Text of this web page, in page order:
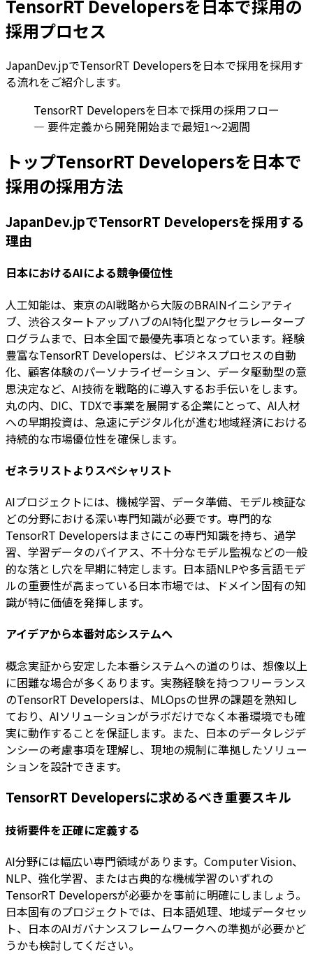
TensorRT Developersを日本で採用の
採用プロセス
JapanDev.jpでTensorRT Developersを日本で採用を採用す
る流れをご紹介します。
TensorRT Developersを日本で採用の採用フロー
— 要件定義から開発開始まで最短1〜2週間
トップTensorRT Developersを日本で
採用の採用方法
JapanDev.jpでTensorRT Developersを採用する
理由
日本におけるAIによる競争優位性
人工知能は、東京のAI戦略から大阪のBRAINイニシアティ
ブ、渋谷スタートアップハブのAI特化型アクセラレータープ
ログラムまで、日本全国で最優先事項となっています。経験
豊富なTensorRT Developersは、ビジネスプロセスの自動
化、顧客体験のパーソナライゼーション、データ駆動型の意
思決定など、AI技術を戦略的に導入するお手伝いをします。
丸の内、DIC、TDXで事業を展開する企業にとって、AI人材
への早期投資は、急速にデジタル化が進む地域経済における
持続的な市場優位性を確保します。
ゼネラリストよりスペシャリスト
AIプロジェクトには、機械学習、データ準備、モデル検証な
どの分野における深い専門知識が必要です。専門的な
TensorRT Developersはまさにこの専門知識を持ち、過学
習、学習データのバイアス、不十分なモデル監視などの一般
的な落とし穴を早期に特定します。日本語NLPや多言語モデ
ルの重要性が高まっている日本市場では、ドメイン固有の知
識が特に価値を発揮します。
アイデアから本番対応システムへ
概念実証から安定した本番システムへの道のりは、想像以上
に困難な場合が多くあります。実務経験を持つフリーランス
のTensorRT Developersは、MLOpsの世界の課題を熟知し
ており、AIソリューションがラボだけでなく本番環境でも確
実に動作することを保証します。また、日本のデータレジデ
ンシーの考慮事項を理解し、現地の規制に準拠したソリュー
ションを設計できます。
TensorRT Developersに求めるべき重要スキル
技術要件を正確に定義する
AI分野には幅広い専門領域があります。Computer Vision、
NLP、強化学習、または古典的な機械学習のいずれの
TensorRT Developersが必要かを事前に明確にしましょう。
日本固有のプロジェクトでは、日本語処理、地域データセッ
ト、日本のAIガバナンスフレームワークへの準拠が必要かど
うかも検討してください。